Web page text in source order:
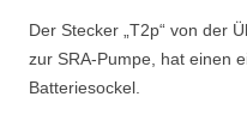
Der Stecker „T2p“ von der
zur SRA-Pumpe, hat einen
Batteriesockel.